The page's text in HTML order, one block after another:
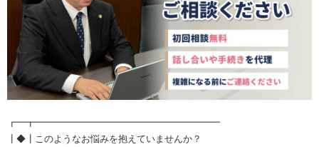
┏━┳━━━━━━━━━━━━━━━━━━━━
┃◆┃このようなお悩みを抱えていませんか？